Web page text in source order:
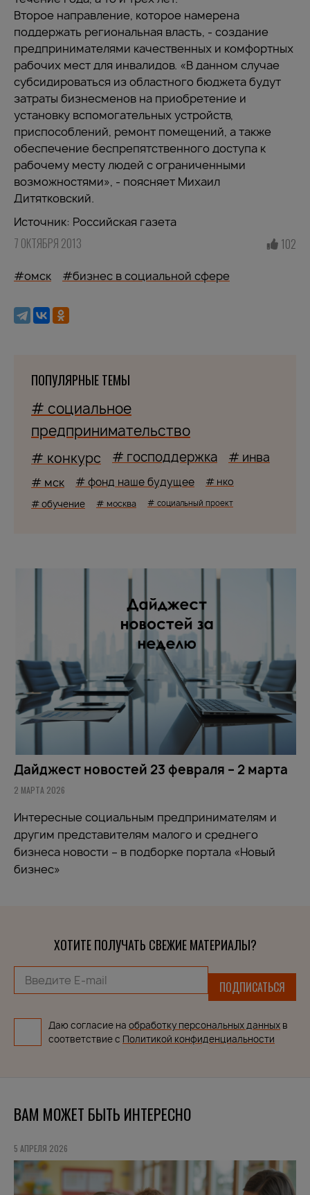
Второе направление, которое намерена
поддержать региональная власть, - создание
предпринимателями качественных и комфортных
рабочих мест для инвалидов. «В данном случае
субсидироваться из областного бюджета будут
затраты бизнесменов на приобретение и
установку вспомогательных устройств,
приспособлений, ремонт помещений, а также
обеспечение беспрепятственного доступа к
рабочему месту людей с ограниченными
возможностями», - поясняет Михаил
Дитятковский.
Источник: Российская газета
7 ОКТЯБРЯ 2013 102
#омск #бизнес в социальной сфере
ПОПУЛЯРНЫЕ ТЕМЫ
# социальное
предпринимательство
# конкурс # господдержка # инва
# мск # фонд наше будущее # нко
# обучение # москва # социальный проект
Дайджест новостей 23 февраля – 2 марта
2 МАРТА 2026
Интересные социальным предпринимателям и
другим представителям малого и среднего
бизнеса новости – в подборке портала «Новый
бизнес»
ХОТИТЕ ПОЛУЧАТЬ СВЕЖИЕ МАТЕРИАЛЫ?
ПОДПИСАТЬСЯ
Даю согласие на обработку персональных данных в
соответствие с Политикой конфиденциальности
ВАМ МОЖЕТ БЫТЬ ИНТЕРЕСНО
5 АПРЕЛЯ 2026